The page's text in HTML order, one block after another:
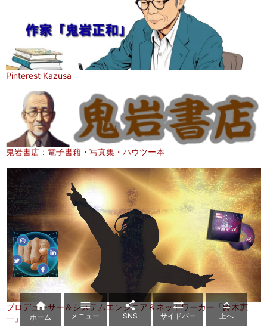
Pinterest Kazusa
鬼岩書店：電子書籍・写真集・ハウツー本
プロデューサー＆システムエンジニア＆ネットワーカー「鈴木恵
一」

ホーム

メニュー

SNS

サイドバー

上へ